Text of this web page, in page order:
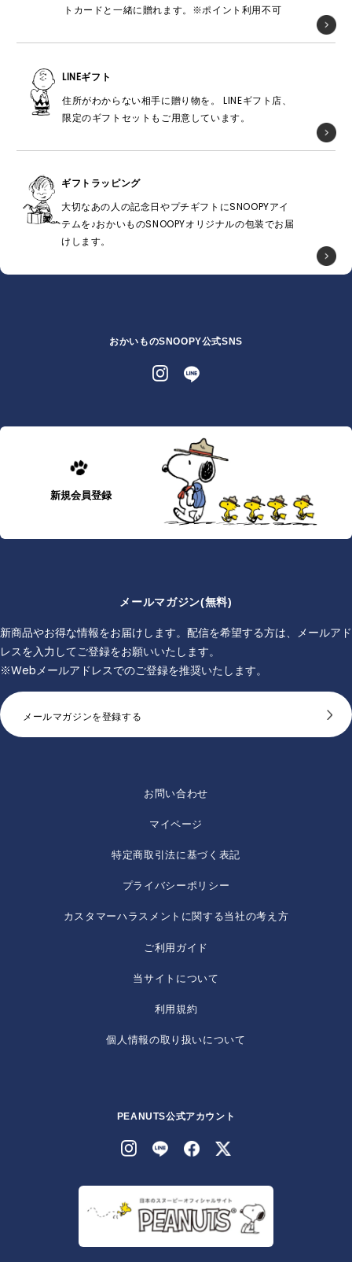
トカードと一緒に贈れます。※ポイント利用不可
LINEギフト
住所がわからない相手に贈り物を。 LINEギフト店、
限定のギフトセットもご用意しています。
ギフトラッピング
大切なあの人の記念日やプチギフトにSNOOPYアイ
テムを♪おかいものSNOOPYオリジナルの包装でお届
けします。
おかいものSNOOPY公式SNS
新規会員登録
メールマガジン(無料)
新商品やお得な情報をお届けします。配信を希望する方は、メールアド
レスを入力してご登録をお願いいたします。
※Webメールアドレスでのご登録を推奨いたします。
メールマガジンを登録する
お問い合わせ
マイページ
特定商取引法に基づく表記
プライバシーポリシー
カスタマーハラスメントに関する当社の考え方
ご利用ガイド
当サイトについて
利用規約
個人情報の取り扱いについて
PEANUTS公式アカウント